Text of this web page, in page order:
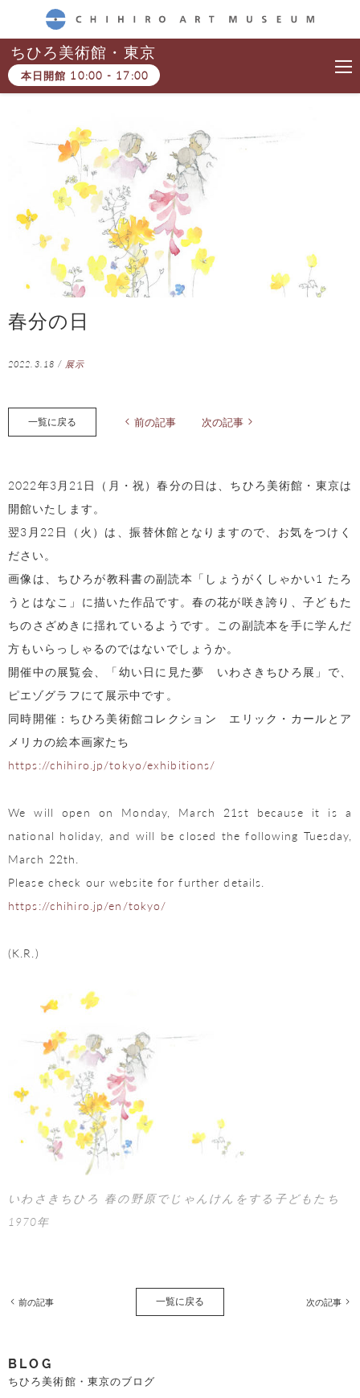
CHIHIRO ART MUSEUM
ちひろ美術館・東京
本日開館 10:00 - 17:00
春分の日
2022.3.18 / 展示
一覧に戻る 前の記事 次の記事
2022年3月21日（月・祝）春分の日は、ちひろ美術館・東京は
開館いたします。
翌3月22日（火）は、振替休館となりますので、お気をつけく
ださい。
画像は、ちひろが教科書の副読本「しょうがくしゃかい1 たろ
うとはなこ」に描いた作品です。春の花が咲き誇り、子どもた
ちのさざめきに揺れているようです。この副読本を手に学んだ
方もいらっしゃるのではないでしょうか。
開催中の展覧会、「幼い日に見た夢 いわさきちひろ展」で、
ピエゾグラフにて展示中です。
同時開催：ちひろ美術館コレクション エリック・カールとア
メリカの絵本画家たち
https://chihiro.jp/tokyo/exhibitions/
We will open on Monday, March 21st because it is a
national holiday, and will be closed the following Tuesday,
March 22th.
Please check our website for further details.
https://chihiro.jp/en/tokyo/
(K.R.)
いわさきちひろ 春の野原でじゃんけんをする子どもたち
1970年
前の記事 一覧に戻る 次の記事
BLOG
ちひろ美術館・東京のブログ